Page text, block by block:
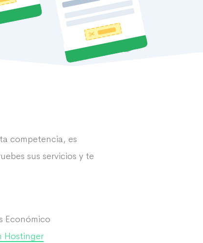
competencia, es
sus servicios y te
Económico
Hostinger